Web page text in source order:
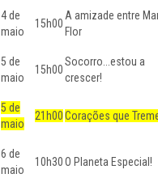
4 de
maio
15h00
A amizade entre
Flor
5 de
maio
15h00
Socorro...estou a
crescer!
5 de
maio
21h00Corações que
6 de
maio
10h30O Planeta Especial!